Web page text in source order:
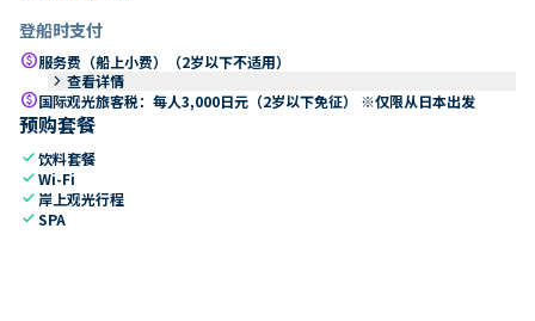
登船时支付
paid服务费（船上小费）（2岁以下不适用）
keyboard_arrow_right 查看详情
paid国际观光旅客税：每人3,000日元（2岁以下免征） ※仅限从日本出发
预购套餐
check饮料套餐
checkWi-Fi
check 岸上观光行程
checkSPA